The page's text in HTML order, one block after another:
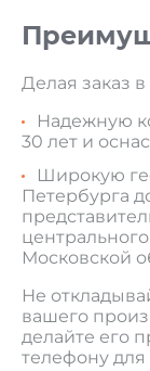
Делая заказ
Надежную
30 лет и
Широкую
Петербурга
Московской
Не
вашего
делайте его
телефону